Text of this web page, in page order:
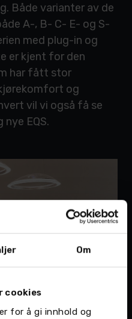
Om
cookies
for å gi innhold og
Både varianter av de
A-, B- C- E- og S-
med plug-in og
er kjent for den
har fått stor
og
vil vi også få se
nye EQS.